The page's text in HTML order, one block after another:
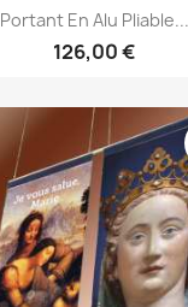
Portant En Alu Pliable...
126,00 €